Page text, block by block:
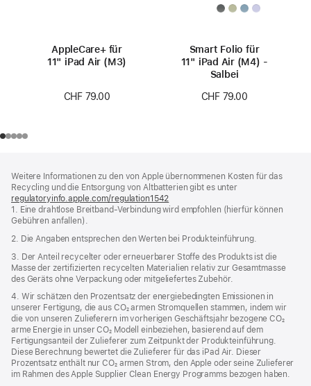
AppleCare+ für
11" iPad Air (M3)
CHF 79.00
Smart Folio für
11" iPad Air (M4) -
Salbei
CHF 79.00
Weitere Informationen zu den von Apple übernommenen Kosten für das
Recycling und die Entsorgung von Altbatterien gibt es unter
regulatoryinfo.apple.com/regulation1542
ein
1. Eine drahtlose Breitband-Verbindung wird empfohlen (hierfür können
Gebühren anfallen).
2. Die Angaben entsprechen den Werten bei Produkteinführung.
3. Der Anteil recycelter oder erneuerbarer Stoffe des Produkts ist die
Masse der zertifizierten recycelten Materialien relativ zur Gesamtmasse
des Geräts ohne Verpackung oder mitgeliefertes Zubehör.
4. Wir schätzen den Prozentsatz der energiebedingten Emissionen in
unserer Fertigung, die aus CO₂ armen Stromquellen stammen, indem wir
die von unseren Zulieferern im vorherigen Geschäftsjahr bezogene CO₂
arme Energie in unser CO₂ Modell einbeziehen, basierend auf dem
Fertigungsanteil der Zulieferer zum Zeitpunkt der Produkt­einführung.
Diese Berechnung bewertet die Zulieferer für das iPad Air. Dieser
Prozentsatz enthält nur CO₂ armen Strom, den Apple oder seine Zulieferer
im Rahmen des Apple Supplier Clean Energy Programms bezogen haben.